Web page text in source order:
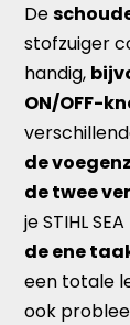
De
stofzuiger
handig,
ON/OFF-
de
de twee
je STIHL
de ene
een totale
ook